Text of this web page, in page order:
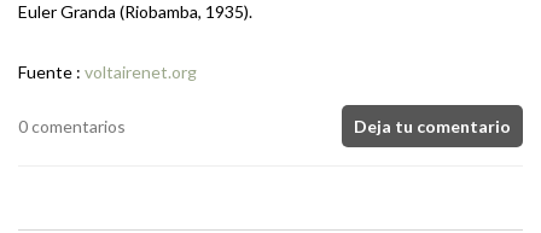
Euler Granda (Riobamba, 1935).
Fuente : voltairenet.org
0 comentarios Deja tu comentario